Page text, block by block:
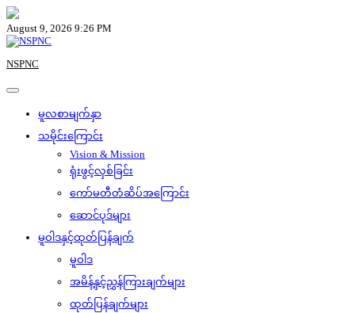
Skip
to
content
August 9, 2026 9:26 PM
NSPNC
မူလစာမျက်နှာ
သမိုင်းကြောင်း
Vision & Mission
ရုံးဖွင့်လှစ်ခြင်း
ကော်မတီတံဆိပ်အကြောင်း
ဆောင်ပုဒ်များ
မူဝါဒနှင့်ထုတ်ပြန်ချက်
မူဝါဒ
အမိန့်နှင့်ညွှန်ကြားချက်များ
ထုတ်ပြန်ချက်များ